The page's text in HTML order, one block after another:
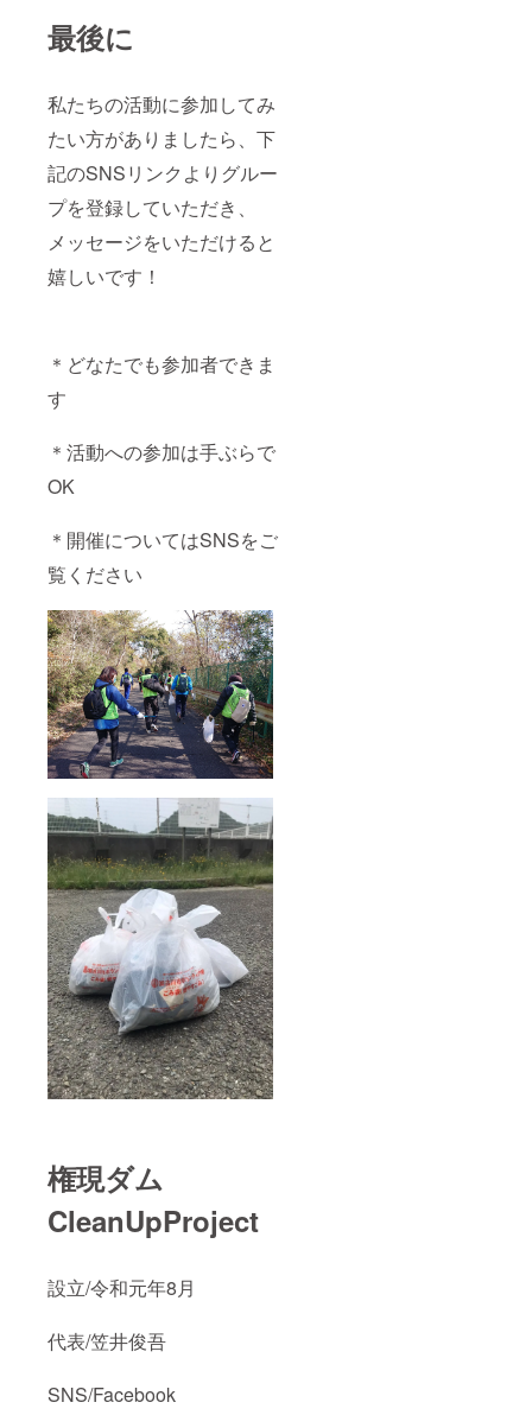
最後に
私たちの活動に参加してみ
たい方がありましたら、下
記のSNSリンクよりグルー
プを登録していただき、
メッセージをいただけると
嬉しいです！
＊どなたでも参加者できま
す
＊活動への参加は手ぶらで
OK
＊開催についてはSNSをご
覧ください
権現ダム
CleanUpProject
設立/令和元年8月
代表/笠井俊吾
SNS/Facebook